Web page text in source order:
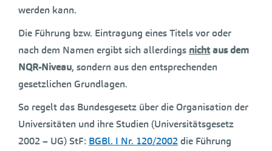
werden kann.
Die Führung bzw. Eintragung eines Titels vor oder
nach dem Namen ergibt sich allerdings nichtaus dem
NQR-Niveau, sondern aus den entsprechenden
gesetzlichen Grundlagen.
So regelt das Bundesgesetz über die Organisation der
Universitäten und ihre Studien (Universitätsgesetz
2002 – UG) StF: BGBl. I Nr. 120/2002die Führung